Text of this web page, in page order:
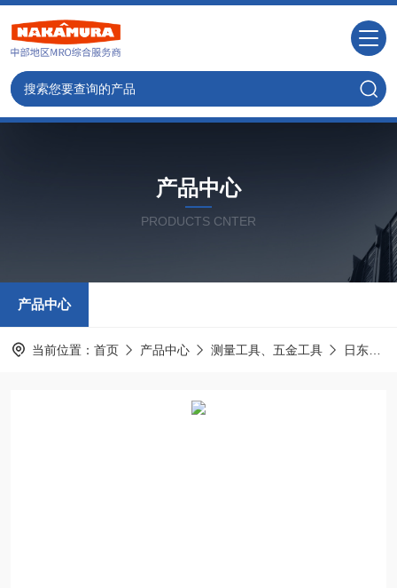
产品中心
PRODUCTS CNTER
产品中心
当前位置： 首页 产品中心 测量工具、五金工具 日东工器NITTO